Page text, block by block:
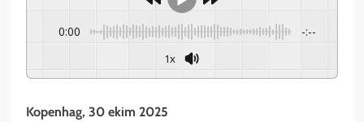
0:00 -:--
1x
Kopenhag, 30 ekim 2025